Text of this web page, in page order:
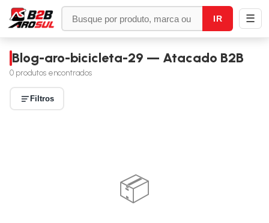
IR ☰
Blog-aro-bicicleta-29 — Atacado B2B
0 produtos encontrados
Filtros
📦